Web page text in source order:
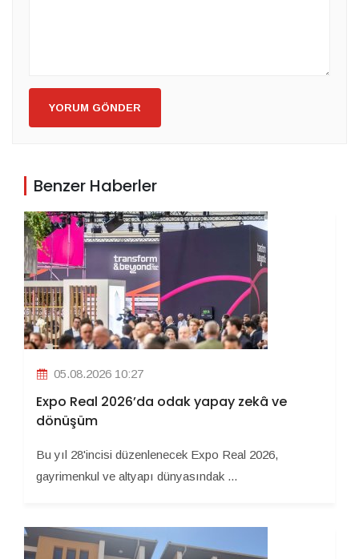
YORUM GÖNDER
Benzer Haberler
05.08.2026 10:27
Expo Real 2026’da odak yapay zekâ ve
dönüşüm
Bu yıl 28'incisi düzenlenecek Expo Real 2026,
gayrimenkul ve altyapı dünyasındak ...